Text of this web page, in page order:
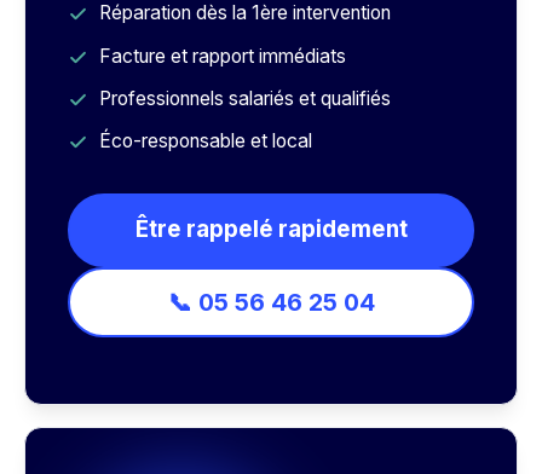
Réparation dès la 1ère intervention
Facture et rapport immédiats
Professionnels salariés et qualifiés
Éco-responsable et local
Être rappelé rapidement
📞 05 56 46 25 04